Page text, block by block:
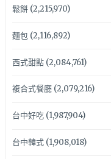
鬆餅(2,215,970)
麵包(2,116,892)
西式甜點(2,084,761)
複合式餐廳(2,079,216)
台中好吃(1,987,904)
台中韓式(1,908,018)